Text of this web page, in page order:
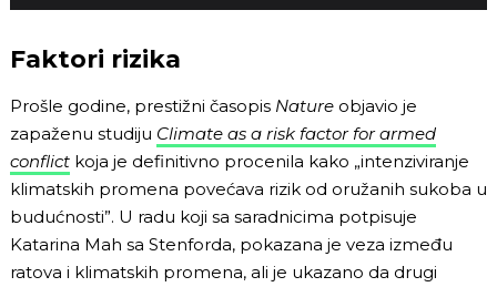
Faktori rizika
Prošle godine, prestižni časopis Nature objavio je
zapaženu studiju Climate as a risk factor for armed
conflict koja je definitivno procenila kako „intenziviranje
klimatskih promena povećava rizik od oružanih sukoba u
budućnosti”. U radu koji sa saradnicima potpisuje
Katarina Mah sa Stenforda, pokazana je veza između
ratova i klimatskih promena, ali je ukazano da drugi